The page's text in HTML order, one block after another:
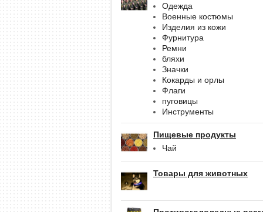
Одежда
Военные костюмы
Изделия из кожи
Фурнитура
Ремни
бляхи
Значки
Кокарды и орлы
Флаги
пуговицы
Инструменты
Пищевые продукты
Чай
Товары для животных